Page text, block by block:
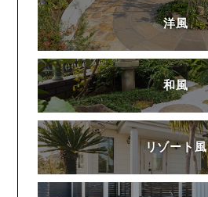
洋風
和風
リゾート風